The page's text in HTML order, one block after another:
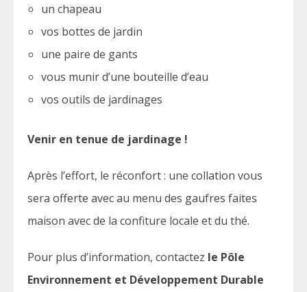
un chapeau
vos bottes de jardin
une paire de gants
vous munir d’une bouteille d’eau
vos outils de jardinages
Venir en tenue de jardinage !
Après l’effort, le réconfort : une collation vous
sera offerte avec au menu des gaufres faites
maison avec de la confiture locale et du thé.
Pour plus d’information, contactez le Pôle
Environnement et Développement Durable